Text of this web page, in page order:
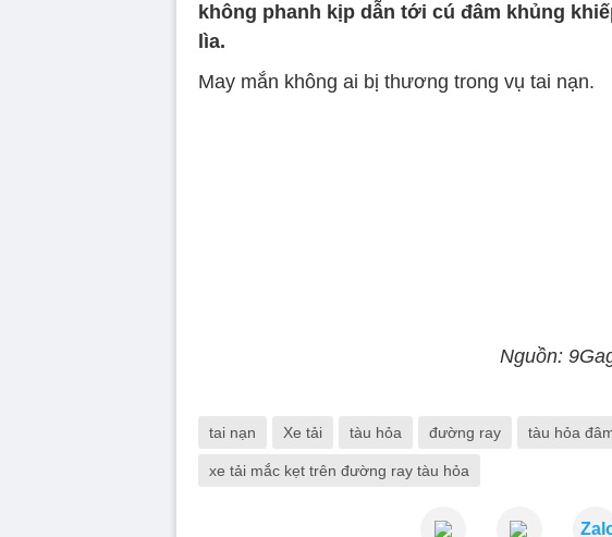
không phanh kịp dẫn tới cú đâm khủng
lìa.
May mắn không ai bị thương trong vụ tai nạn.
Nguồn:
tai nạn Xe tải tàu hỏa đường ray tàu hỏa
xe tải mắc kẹt trên đường ray tàu hỏa